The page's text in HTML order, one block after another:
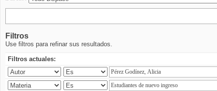
Filtros
Use filtros para refinar sus resultados.
Filtros actuales: